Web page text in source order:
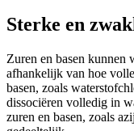
Sterke en
Zuren en basen kunnen
afhankelijk van hoe
basen, zoals
dissociëren volledig in
zuren en basen, zoals